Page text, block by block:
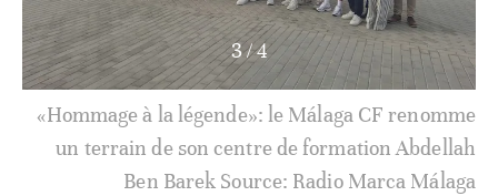
4/4
«Hommage à la légende»: le Málaga CF renomme
un terrain de son centre de formation Abdellah
Ben Barek Source: Radio Marca Málaga